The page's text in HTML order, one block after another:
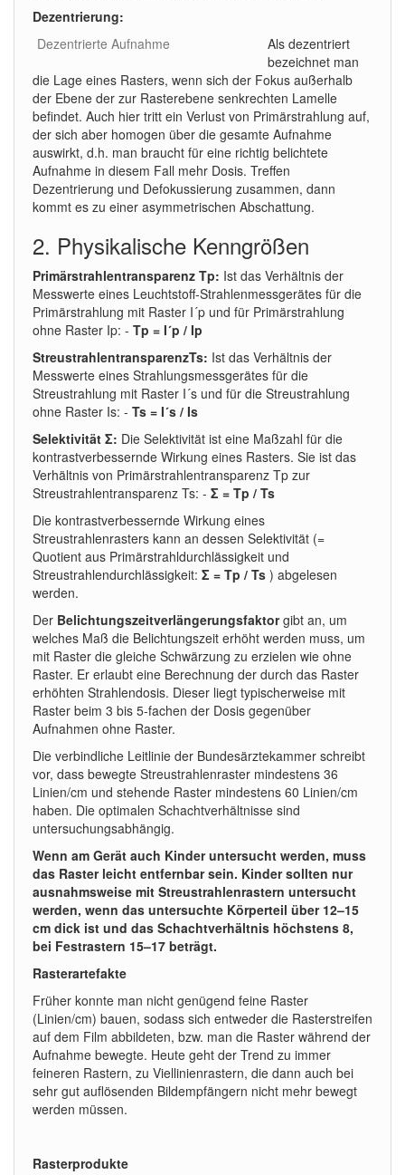
Dezentrierung:
Dezentrierte Aufnahme
Als dezentriert
bezeichnet man
die Lage eines Rasters, wenn sich der Fokus außerhalb
der Ebene der zur Rasterebene senkrechten Lamelle
befindet. Auch hier tritt ein Verlust von Primärstrahlung auf,
der sich aber homogen über die gesamte Aufnahme
auswirkt, d.h. man braucht für eine richtig belichtete
Aufnahme in diesem Fall mehr Dosis. Treffen
Dezentrierung und Defokussierung zusammen, dann
kommt es zu einer asymmetrischen Abschattung.
2. Physikalische Kenngrößen
Primärstrahlentransparenz Tp: Ist das Verhältnis der
Messwerte eines Leuchtstoff-Strahlenmessgerätes für die
Primärstrahlung mit Raster I´p und für Primärstrahlung
ohne Raster Ip: - Tp = I´p / Ip
StreustrahlentransparenzTs: Ist das Verhältnis der
Messwerte eines Strahlungsmessgerätes für die
Streustrahlung mit Raster I´s und für die Streustrahlung
ohne Raster Is: - Ts = I´s / Is
Selektivität Σ: Die Selektivität ist eine Maßzahl für die
kontrastverbessernde Wirkung eines Rasters. Sie ist das
Verhältnis von Primärstrahlentransparenz Tp zur
Streustrahlentransparenz Ts: - Σ = Tp / Ts
Die kontrastverbessernde Wirkung eines
Streustrahlenrasters kann an dessen Selektivität (=
Quotient aus Primärstrahldurchlässigkeit und
Streustrahlendurchlässigkeit: Σ = Tp / Ts ) abgelesen
werden.
Der Belichtungszeitverlängerungsfaktorgibt an, um
welches Maß die Belichtungszeit erhöht werden muss, um
mit Raster die gleiche Schwärzung zu erzielen wie ohne
Raster. Er erlaubt eine Berechnung der durch das Raster
erhöhten Strahlendosis. Dieser liegt typischerweise mit
Raster beim 3 bis 5-fachen der Dosis gegenüber
Aufnahmen ohne Raster.
Die verbindliche Leitlinie der Bundesärztekammer schreibt
vor, dass bewegte Streustrahlenraster mindestens 36
Linien/cm und stehende Raster mindestens 60 Linien/cm
haben. Die optimalen Schachtverhältnisse sind
untersuchungsabhängig.
Wenn am Gerät auch Kinder untersucht werden, muss
das Raster leicht entfernbar sein. Kinder sollten nur
ausnahmsweise mit Streustrahlenrastern untersucht
werden, wenn das untersuchte Körperteil über 12–15
cm dick ist und das Schachtverhältnis höchstens 8,
bei Festrastern 15–17 beträgt.
Rasterartefakte
Früher konnte man nicht genügend feine Raster
(Linien/cm) bauen, sodass sich entweder die Rasterstreifen
auf dem Film abbildeten, bzw. man die Raster während der
Aufnahme bewegte. Heute geht der Trend zu immer
feineren Rastern, zu Viellinienrastern, die dann auch bei
sehr gut auflösenden Bildempfängern nicht mehr bewegt
werden müssen.
Rasterprodukte